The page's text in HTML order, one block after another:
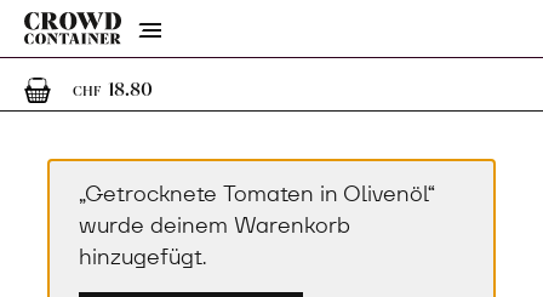
Menu
CHF 18.801 Artikel im Warenkorb
„Getrocknete Tomaten in Olivenöl“
wurde deinem Warenkorb
hinzugefügt.